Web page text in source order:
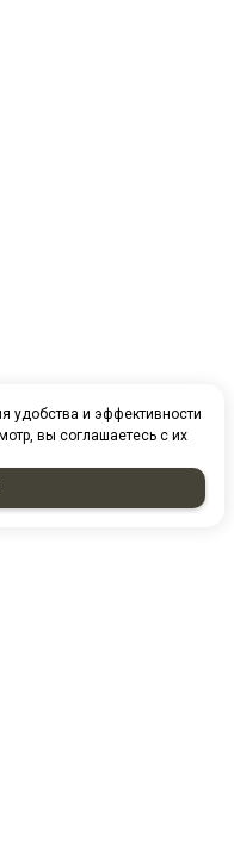
удобства и эффективности
вы соглашаетесь с их